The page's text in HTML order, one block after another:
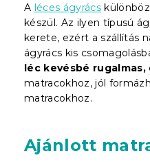
A léces ágyrács
készül. Az ilyen típusú
kerete, ezért a szállítás
ágyrács kis
léc kevésbé rugalmas,
matracokhoz, jól
matracokhoz.
Ajánlott